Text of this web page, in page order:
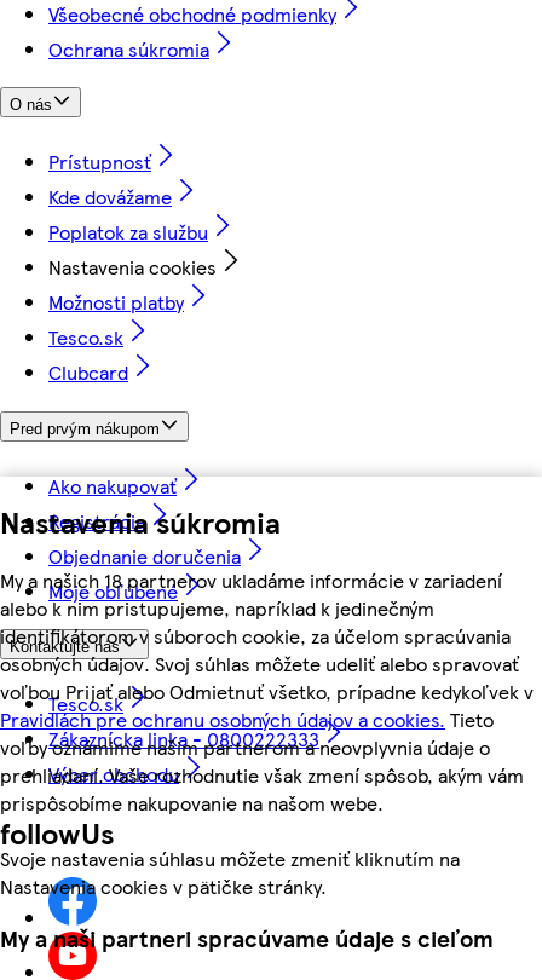
Nastavenia súkromia
My a našich 18 partnerov ukladáme informácie v zariadení
alebo k nim pristupujeme, napríklad k jedinečným
identifikátorom v súboroch cookie, za účelom spracúvania
osobných údajov. Svoj súhlas môžete udeliť alebo spravovať
voľbou Prijať alebo Odmietnuť všetko, prípadne kedykoľvek v
Pravidlách pre ochranu osobných údajov a cookies. Tieto
voľby oznámime našim partnerom a neovplyvnia údaje o
prehliadaní. Vaše rozhodnutie však zmení spôsob, akým vám
prispôsobíme nakupovanie na našom webe.
Svoje nastavenia súhlasu môžete zmeniť kliknutím na
Nastavenia cookies v pätičke stránky.
My a naši partneri spracúvame údaje s cieľom
Všeobecné obchodné podmienky
Ochrana súkromia
O nás
Prístupnosť
Kde dovážame
Poplatok za službu
Nastavenia cookies
Možnosti platby
Tesco.sk
Clubcard
Pred prvým nákupom
Ako nakupovať
Registrácia
Objednanie doručenia
Moje obľúbené
Kontaktujte nás
Tesco.sk
Zákaznícka linka - 0800222333
Výber obchodu
followUs